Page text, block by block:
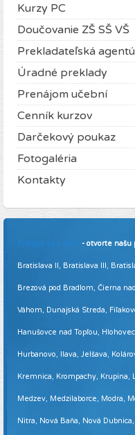
Kurzy PC
Doučovanie ZŠ SŠ VŠ
Prekladateľská
Úradné preklady
Prenájom učební
Cenník kurzov
Darčekový poukaz
Fotogaléria
Kontakty
Pridajte sa k nám - otvorte našu
Bratislava II, Bratislava III,
Brezová pod Bradlom, Čierna
Váhom, Dunajská Streda,
Hanušovce nad Topľou,
Hurbanovo, Ilava, Jelšava,
Kremnica, Krompachy, Krupina,
Medzev, Medzilaborce, Modra,
Nitra, Nová Baňa, Nová